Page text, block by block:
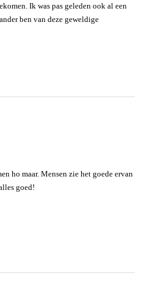
Ik was pas geleden ook al een
ben van deze geweldige
ho maar. Mensen zie het goede ervan
goed!